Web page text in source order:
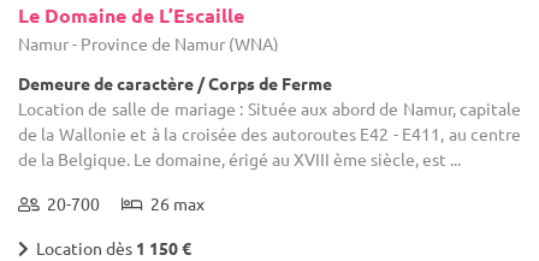
Le Domaine de L’Escaille
Namur - Province de Namur (WNA)
Demeure de caractère / Corps de Ferme
Location de salle de mariage : Située aux abord de Namur, capitale
de la Wallonie et à la croisée des autoroutes E42 - E411, au centre
de la Belgique. Le domaine, érigé au XVIII ème siècle, est ...
20-700 26 max
Location dès 1 150 €